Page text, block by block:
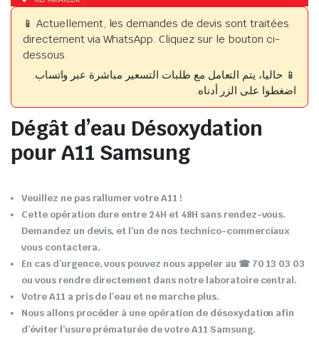
📱 Actuellement, les demandes de devis sont traitées
directement via WhatsApp. Cliquez sur le bouton ci-
dessous.
📱 حاليا، يتم التعامل مع طلبات التسعير مباشرة عبر واتساب.
اضغطوا على الزر أدناه.
Dégât d’eau Désoxydation
pour A11 Samsung
Veuillez ne pas rallumer votre A11 !
Cette opération dure entre 24H et 48H sans rendez-vous.
Demandez un devis, et l’un de nos technico-commerciaux
vous contactera.
En cas d’urgence, vous pouvez nous appeler au ☎ 70 13 03 03
ou vous rendre directement dans notre laboratoire central.
Votre A11 a pris de l’eau et ne marche plus.
Nous allons procéder à une opération de désoxydation afin
d’éviter l’usure prématurée de votre A11 Samsung.